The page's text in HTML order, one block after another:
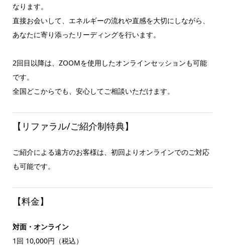
なります。
直接お会いして、エネルギーの流れや直感を大切にしながら、
あなたに寄り添ったリーディングを行います。
2回目以降は、ZOOMを使用したオンラインセッションも可能
です。
全国どこからでも、安心してご相談いただけます。
【リファラル/ご紹介制特典】
ご紹介による遠方のお客様は、初回よりオンラインでのご対応
も可能です。
【料金】
対面・オンライン
1回 10,000円（税込）